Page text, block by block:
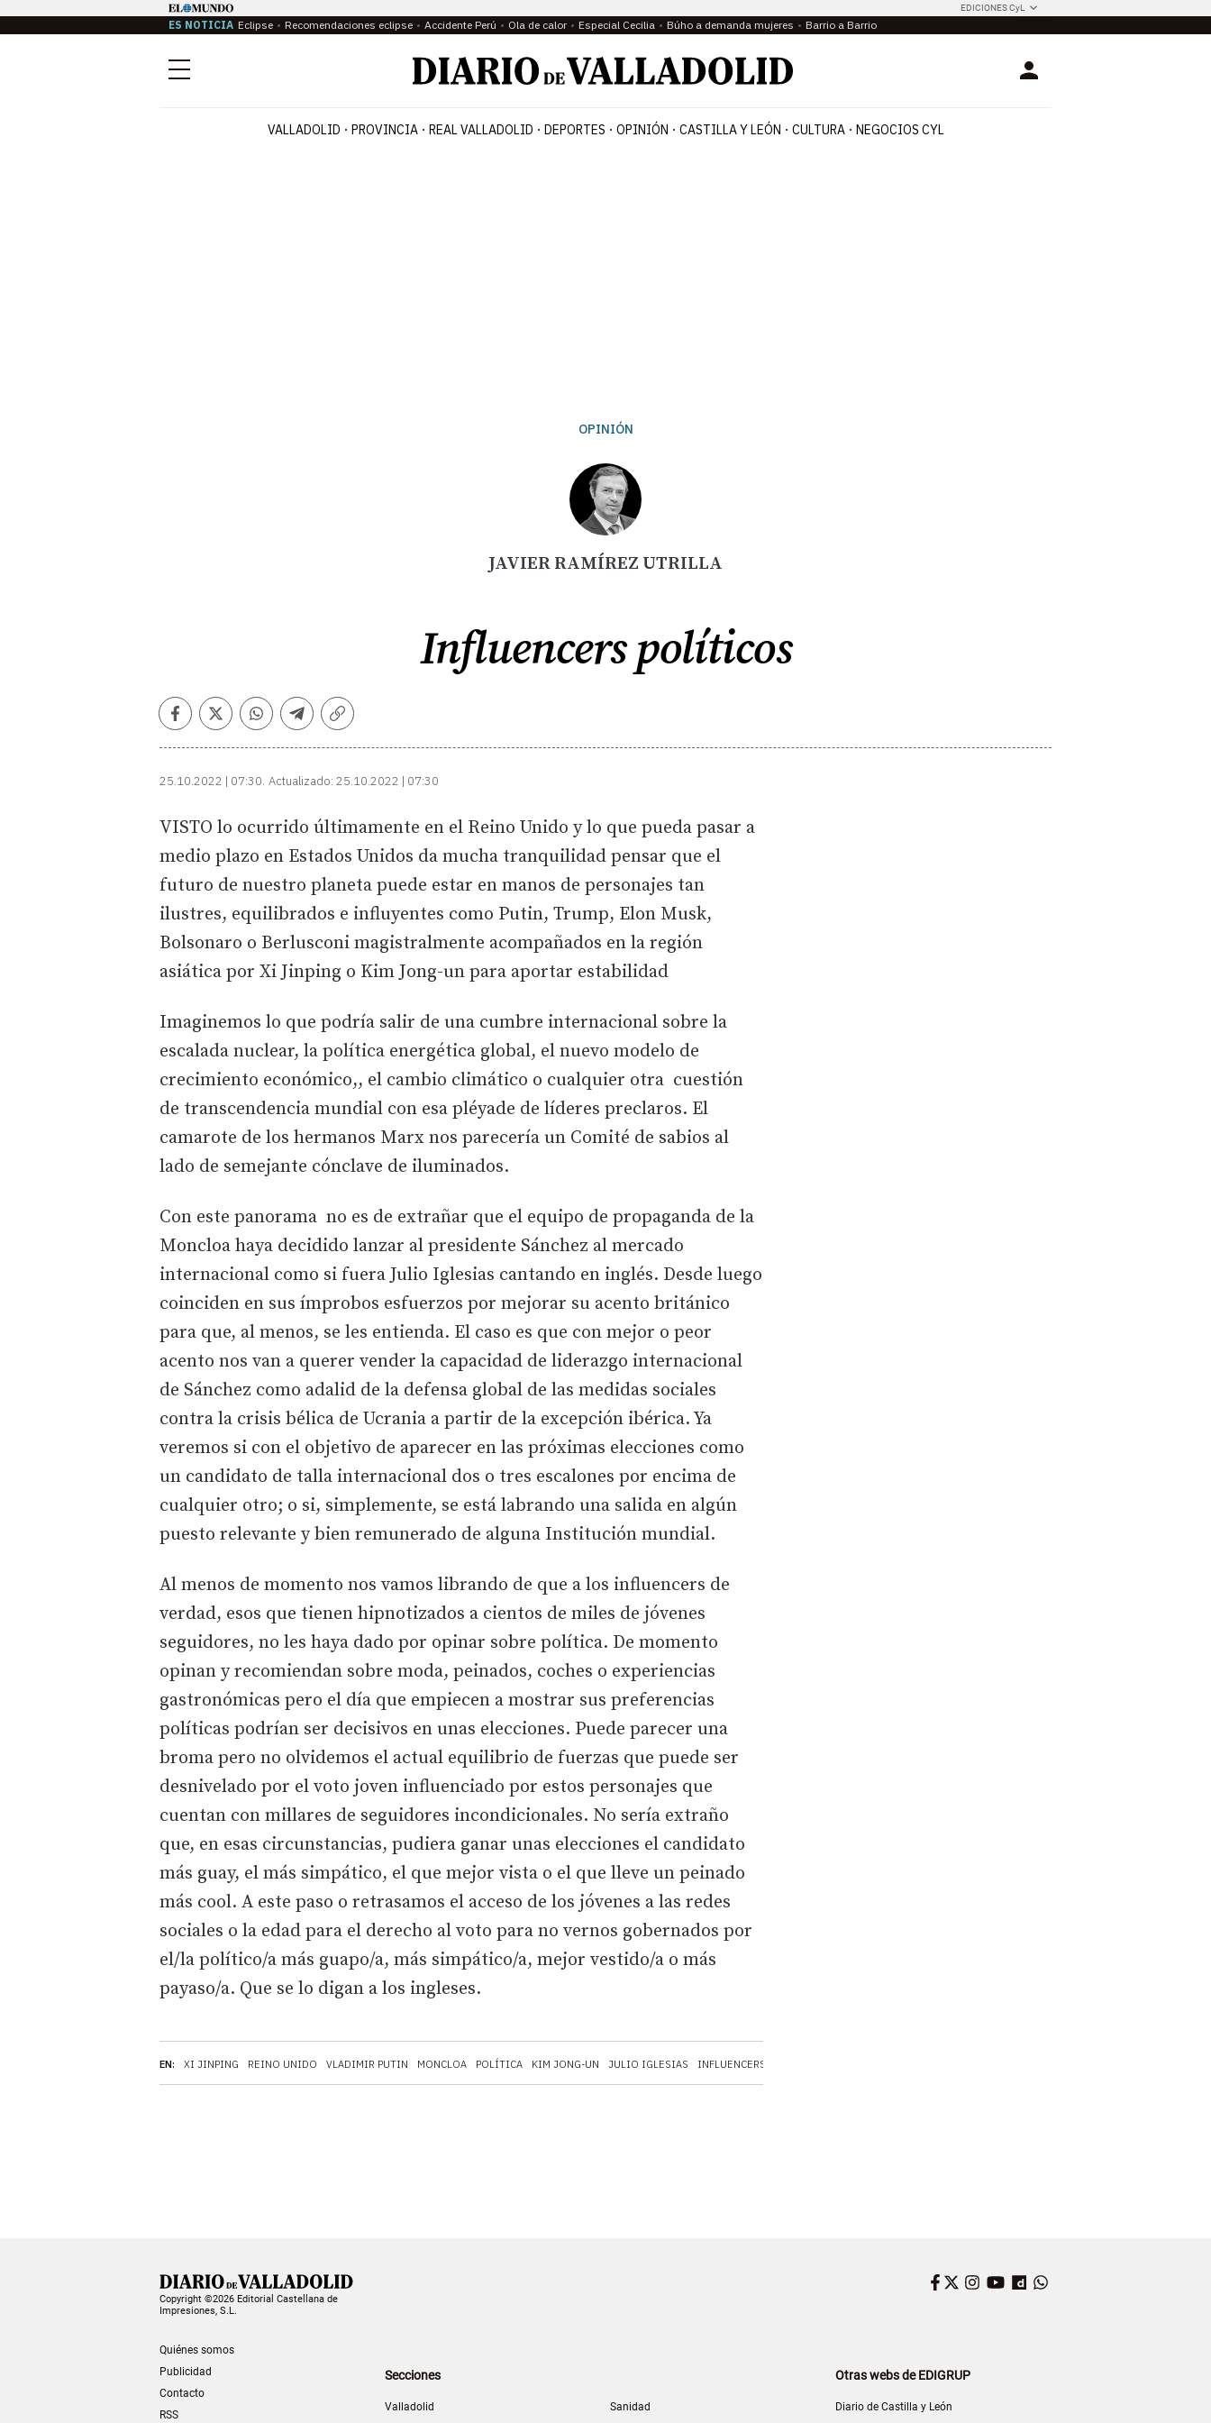
EDICIONES CyL
ES NOTICIA Eclipse Recomendaciones eclipse Accidente Perú Ola de calor Especial Cecilia Búho a demanda mujeres Barrio a Barrio
Menú Login
VALLADOLID PROVINCIA REAL VALLADOLID DEPORTES OPINIÓN CASTILLA Y LEÓN CULTURA NEGOCIOS CYL
OPINIÓN
JAVIER RAMÍREZ UTRILLA
Influencers políticos
Facebook
TwitterWhatsapp
Telegram
Copiar
25.10.2022 | 07:30 Actualizado: 25.10.2022 | 07:30
EN: XI JINPING REINO UNIDO VLADIMIR PUTIN MONCLOA POLÍTICA KIM JONG-UN JULIO IGLESIAS INFLUENCERS
VISTO lo ocurrido últimamente en el Reino Unido y lo que pueda pasar a
medio plazo en Estados Unidos da mucha tranquilidad pensar que el
futuro de nuestro planeta puede estar en manos de personajes tan
ilustres, equilibrados e influyentes como Putin, Trump, Elon Musk,
Bolsonaro o Berlusconi magistralmente acompañados en la región
asiática por Xi Jinping o Kim Jong-un para aportar estabilidad
Imaginemos lo que podría salir de una cumbre internacional sobre la
escalada nuclear, la política energética global, el nuevo modelo de
crecimiento económico,, el cambio climático o cualquier otra cuestión
de transcendencia mundial con esa pléyade de líderes preclaros. El
camarote de los hermanos Marx nos parecería un Comité de sabios al
lado de semejante cónclave de iluminados.
Con este panorama no es de extrañar que el equipo de propaganda de la
Moncloa haya decidido lanzar al presidente Sánchez al mercado
internacional como si fuera Julio Iglesias cantando en inglés. Desde luego
coinciden en sus ímprobos esfuerzos por mejorar su acento británico
para que, al menos, se les entienda. El caso es que con mejor o peor
acento nos van a querer vender la capacidad de liderazgo internacional
de Sánchez como adalid de la defensa global de las medidas sociales
contra la crisis bélica de Ucrania a partir de la excepción ibérica. Ya
veremos si con el objetivo de aparecer en las próximas elecciones como
un candidato de talla internacional dos o tres escalones por encima de
cualquier otro; o si, simplemente, se está labrando una salida en algún
puesto relevante y bien remunerado de alguna Institución mundial.
Al menos de momento nos vamos librando de que a los influencers de
verdad, esos que tienen hipnotizados a cientos de miles de jóvenes
seguidores, no les haya dado por opinar sobre política. De momento
opinan y recomiendan sobre moda, peinados, coches o experiencias
gastronómicas pero el día que empiecen a mostrar sus preferencias
políticas podrían ser decisivos en unas elecciones. Puede parecer una
broma pero no olvidemos el actual equilibrio de fuerzas que puede ser
desnivelado por el voto joven influenciado por estos personajes que
cuentan con millares de seguidores incondicionales. No sería extraño
que, en esas circunstancias, pudiera ganar unas elecciones el candidato
más guay, el más simpático, el que mejor vista o el que lleve un peinado
más cool. A este paso o retrasamos el acceso de los jóvenes a las redes
sociales o la edad para el derecho al voto para no vernos gobernados por
el/la político/a más guapo/a, más simpático/a, mejor vestido/a o más
payaso/a. Que se lo digan a los ingleses.
Copyright ©2026 Editorial Castellana de
Impresiones, S.L.
Quiénes somos
Publicidad
Contacto
RSS
Facebook
Twitter
Instagram
YouTube
Dailymotion
Secciones
Valladolid
Sanidad
Otras webs de EDIGRUP
Diario de Castilla y León